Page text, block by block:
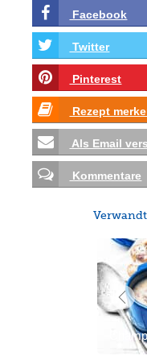
Facebook
Twitter
Pinterest
Rezept
Als Email
Kommentare